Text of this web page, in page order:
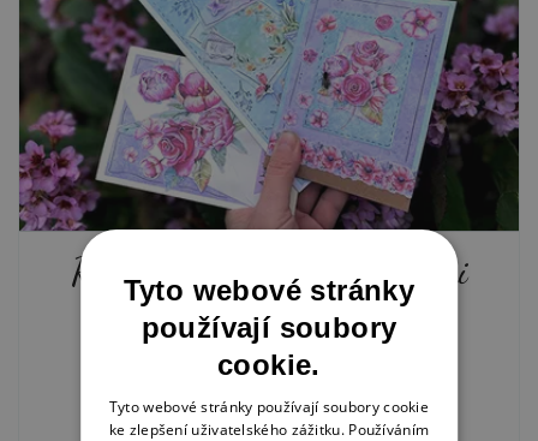
Rychlá přáníčka s vylupovacími
obrázky
11. 3. 2024
JARO, VELIKONOCE PŘÁNÍ TVOŘENÍ Z PAPÍRU
Tyto webové stránky
používají soubory
cookie.
Tyto webové stránky používají soubory cookie
ke zlepšení uživatelského zážitku. Používáním